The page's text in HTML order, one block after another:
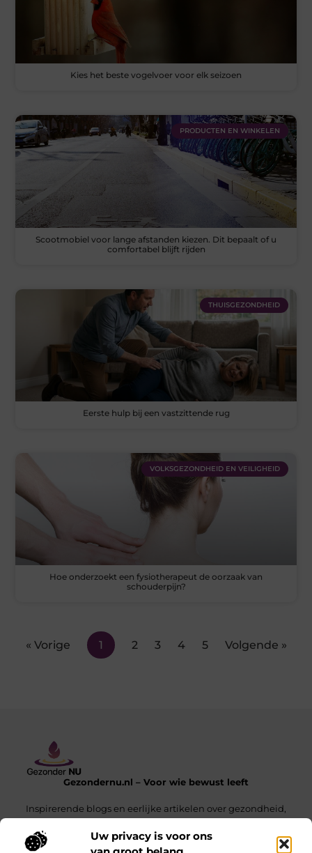
Uw privacy is voor ons
Kies het beste vogelvoer voor elk seizoen
PRODUCTEN EN WINKELEN
Scootmobiel voor lange afstanden kiezen. Dit bepaalt of u
comfortabel blijft rijden
THUISGEZONDHEID
Eerste hulp bij een vastzittende rug
VOLKSGEZONDHEID EN VEILIGHEID
Hoe onderzoekt een fysiotherapeut de oorzaak van
schouderpijn?
« Vorige 1 2 3 4 5 Volgende »
Gezondernu.nl – Voor wie bewust leeft
Inspirerende blogs en eerlijke artikelen over gezondheid,
balans en het dagelijks leven.